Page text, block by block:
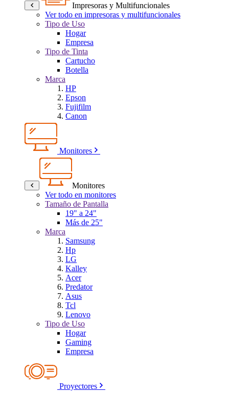
Impresoras y Multifuncionales
Ver todo en impresoras y multifuncionales
Tipo de Uso
Hogar
Empresa
Tipo de Tinta
Cartucho
Botella
Marca
HP
Epson
Fujifilm
Canon
Monitores
Monitores
Ver todo en monitores
Tamaño de Pantalla
19" a 24"
Más de 25"
Marca
Samsung
Hp
LG
Kalley
Acer
Predator
Asus
Tcl
Lenovo
Tipo de Uso
Hogar
Gaming
Empresa
Proyectores